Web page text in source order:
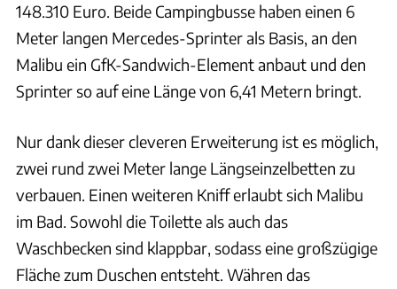
148.310 Euro. Beide Campingbusse haben einen 6
Meter langen Mercedes-Sprinter als Basis, an den
Malibu ein GfK-Sandwich-Element anbaut und den
Sprinter so auf eine Länge von 6,41 Metern bringt.
Nur dank dieser cleveren Erweiterung ist es möglich,
zwei rund zwei Meter lange Längseinzelbetten zu
verbauen. Einen weiteren Kniff erlaubt sich Malibu
im Bad. Sowohl die Toilette als auch das
Waschbecken sind klappbar, sodass eine großzügige
Fläche zum Duschen entsteht. Währen das